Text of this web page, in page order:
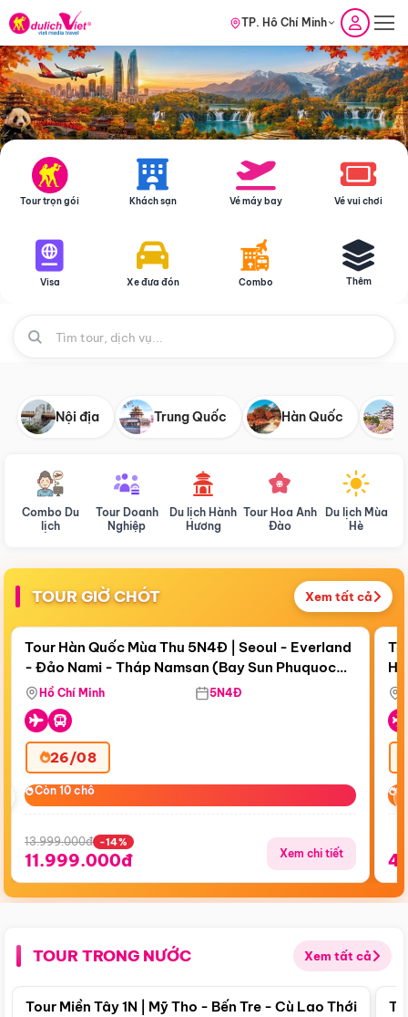
TP. Hồ Chí Minh
Tour trọn gói Khách sạn Vé máy bay Vé vui chơi
Visa Xe đưa đón Combo Thêm
Nội địa Trung Quốc Hàn Quốc
Combo Du
lịch
Tour Doanh
Nghiệp
Du lịch Hành
Hương
Tour Hoa Anh
Đào
Du lịch Mùa
Hè
TOUR GIỜ CHÓT Xem tất cả
Còn19 ngày 00:10:05
Điểm nổi bật
Tour Hàn Quốc Mùa Thu 5N4Đ | Seoul - Everland
- Đảo Nami - Tháp Namsan (Bay Sun Phuquoc
Airways)
Hồ Chí Minh 5N4Đ
26/08
Còn 10 chỗ
Còn 10 chỗ
13.999.000đ -14%
11.999.000đ Xem chi tiết
TOUR TRONG NƯỚC Xem tất cả
Điểm nổi bật
Tour Miền Tây 1N | Mỹ Tho - Bến Tre - Cù Lao Thới